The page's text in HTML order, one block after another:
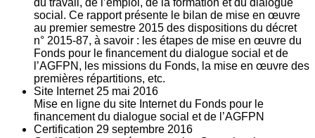
du travail, de l’emploi, de la formation et du dialogue
social. Ce rapport présente le bilan de mise en œuvre
au premier semestre 2015 des dispositions du décret
n° 2015-87, à savoir : les étapes de mise en œuvre du
Fonds pour le financement du dialogue social et de
l’AGFPN, les missions du Fonds, la mise en œuvre des
premières répartitions, etc.
Site Internet 25 mai 2016
Mise en ligne du site Internet du Fonds pour le
financement du dialogue social et de l’AGFPN
Certification 29 septembre 2016